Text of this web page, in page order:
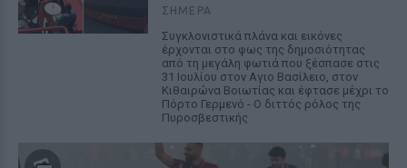
ΣΉΜΕΡΑ
Συγκλονιστικά πλάνα και εικόνες
έρχονται στο φως της δημοσιότητας
από τη μεγάλη φωτιά που ξέσπασε στις
31 Ιουλίου στον Αγιο Βασίλειο, στον
Κιθαιρώνα Βοιωτίας και έφτασε μέχρι το
Πόρτο Γερμενό - Ο διττός ρόλος της
Πυροσβεστικής